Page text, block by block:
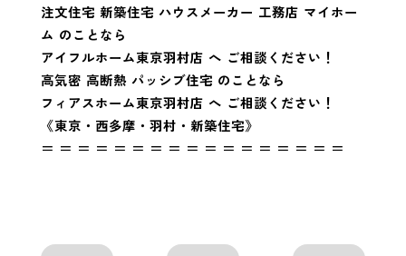
注文住宅 新築住宅 ハウスメーカー 工務店 マイホー
ム のことなら
アイフルホーム東京羽村店 へ ご相談ください！
高気密 高断熱 パッシブ住宅 のことなら
フィアスホーム東京羽村店 へ ご相談ください！
《東京・西多摩・羽村・新築住宅》
＝ ＝ ＝ ＝ ＝ ＝ ＝ ＝ ＝ ＝ ＝ ＝ ＝ ＝ ＝ ＝ ＝